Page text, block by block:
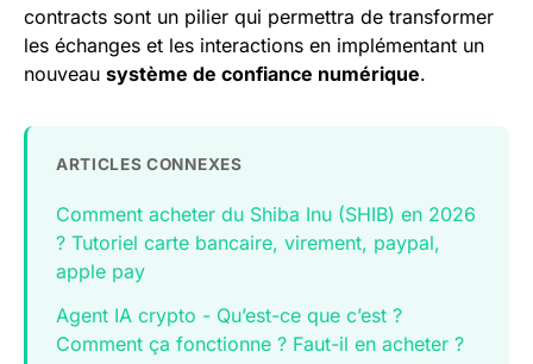
contracts sont un pilier qui permettra de transformer
les échanges et les interactions en implémentant un
nouveau système de confiance numérique.
ARTICLES CONNEXES
Comment acheter du Shiba Inu (SHIB) en 2026
? Tutoriel carte bancaire, virement, paypal,
apple pay
Agent IA crypto - Qu’est-ce que c’est ?
Comment ça fonctionne ? Faut-il en acheter ?